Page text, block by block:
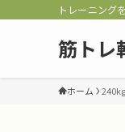
トレーニング
筋トレ
ホーム 240kg